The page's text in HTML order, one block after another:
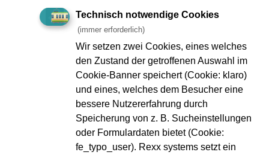
Gebiet. Sie trägt dafür Sorge, dass Frankfurt,
seine mittlerweile über 770.000 Einwohner:innen und
diejenigen, die tagsüber in der Stadt leben, arbeiten oder
sie als Touristen besuchen, in Bewegung bleiben. Denn an
Wochentagen verwandeln mehr als 380.000 Pendler:innen
Frankfurt in eine Millionen-Stadt - und zum Glück nutzen
nicht alle ihr Auto. So beförderte die VGF im Jahr 2025
über 181 Millionen Fahrgäste in ihren U- und
Straßenbahnen.
Technisch notwendige Cookies
(immer erforderlich)
Wir setzen zwei Cookies, eines welches
den Zustand der getroffenen Auswahl im
Cookie-Banner speichert (Cookie: klaro)
und eines, welches dem Besucher eine
bessere Nutzererfahrung durch
Speicherung von z. B. Sucheinstellungen
oder Formulardaten bietet (Cookie:
fe_typo_user). Rexx systems setzt ein